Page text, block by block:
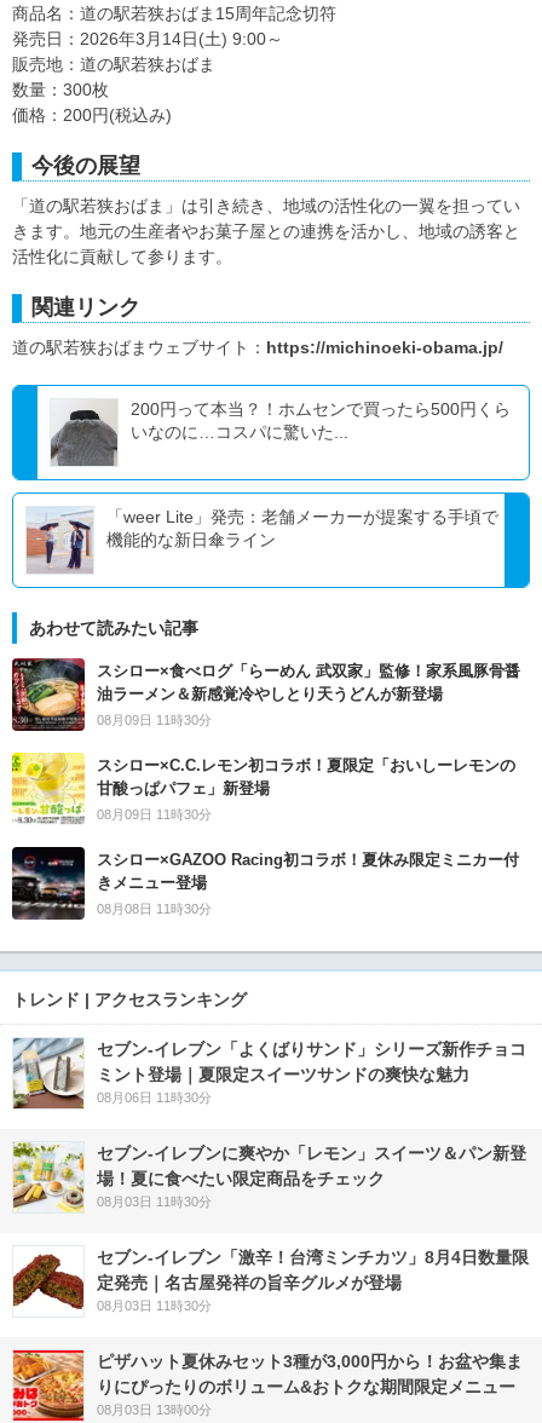
商品名：道の駅若狭おばま15周年記念切符
発売日：2026年3月14日(土) 9:00～
販売地：道の駅若狭おばま
数量：300枚
価格：200円(税込み)
今後の展望
「道の駅若狭おばま」は引き続き、地域の活性化の一翼を担ってい
きます。地元の生産者やお菓子屋との連携を活かし、地域の誘客と
活性化に貢献して参ります。
関連リンク
道の駅若狭おばまウェブサイト： https://michinoeki-obama.jp/
200円って本当？！ホムセンで買ったら500円くら
いなのに…コスパに驚いた...
「weer Lite」発売：老舗メーカーが提案する手頃で
機能的な新日傘ライン
あわせて読みたい記事
スシロー×食べログ「らーめん 武双家」監修！家系風豚骨醤
油ラーメン＆新感覚冷やしとり天うどんが新登場
08月09日 11時30分
スシロー×C.C.レモン初コラボ！夏限定「おいしーレモンの
甘酸っぱパフェ」新登場
08月09日 11時30分
スシロー×GAZOO Racing初コラボ！夏休み限定ミニカー付
きメニュー登場
08月08日 11時30分
トレンド | アクセスランキング
セブン‐イレブン「よくばりサンド」シリーズ新作チョコ
ミント登場｜夏限定スイーツサンドの爽快な魅力
08月06日 11時30分
セブン‐イレブンに爽やか「レモン」スイーツ＆パン新登
場！夏に食べたい限定商品をチェック
08月03日 11時30分
セブン-イレブン「激辛！台湾ミンチカツ」8月4日数量限
定発売｜名古屋発祥の旨辛グルメが登場
08月03日 11時30分
ピザハット夏休みセット3種が3,000円から！お盆や集ま
りにぴったりのボリューム&おトクな期間限定メニュー
08月03日 13時00分